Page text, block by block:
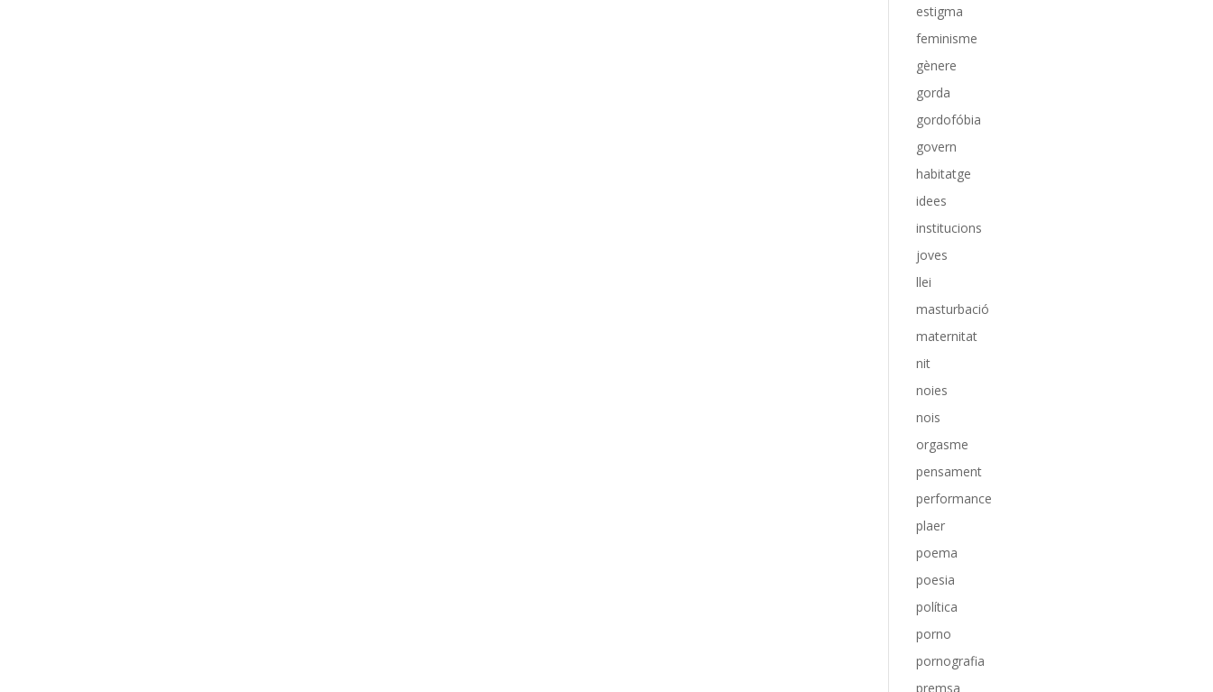
estigma
feminisme
gènere
gorda
gordofóbia
govern
habitatge
idees
institucions
joves
llei
masturbació
maternitat
nit
noies
nois
orgasme
pensament
performance
plaer
poema
poesia
política
porno
pornografia
premsa